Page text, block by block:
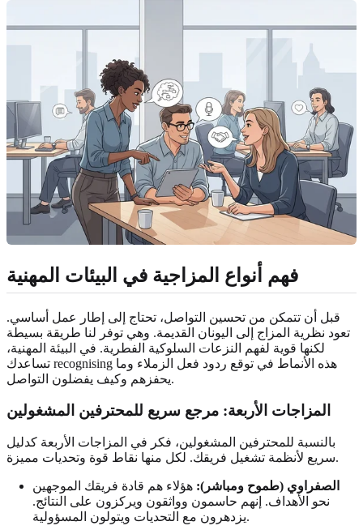
فهم أنواع المزاجية في البيئات المهنية
قبل أن تتمكن من تحسين التواصل، تحتاج إلى إطار عمل أساسي.
تعود نظرية المزاج إلى اليونان القديمة. وهي توفر لنا طريقة بسيطة
لكنها قوية لفهم النزعات السلوكية الفطرية. في البيئة المهنية،
تساعدك recognising هذه الأنماط في توقع ردود فعل الزملاء وما
يحفزهم وكيف يفضلون التواصل.
المزاجات الأربعة: مرجع سريع للمحترفين المشغولين
بالنسبة للمحترفين المشغولين، فكر في المزاجات الأربعة كدليل
سريع لأنظمة تشغيل فريقك. لكل منها نقاط قوة وتحديات مميزة.
الصفراوي (طموح ومباشر): هؤلاء هم قادة فريقك الموجهين
نحو الأهداف. إنهم حاسمون وواثقون ويركزون على النتائج.
يزدهرون مع التحديات ويتولون المسؤولية.